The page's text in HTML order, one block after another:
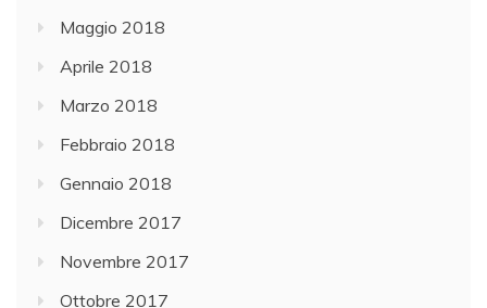
Maggio 2018
Aprile 2018
Marzo 2018
Febbraio 2018
Gennaio 2018
Dicembre 2017
Novembre 2017
Ottobre 2017